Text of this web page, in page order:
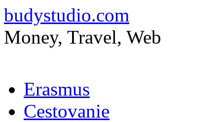
budystudio.com
Money, Travel, Web
to
contentErasmus
Cestovanie